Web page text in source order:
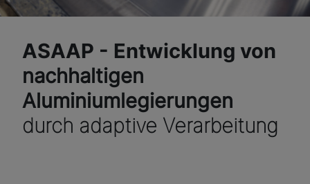
ASAAP - Entwicklung von
nachhaltigen
Aluminiumlegierungen
durch adaptive Verarbeitung